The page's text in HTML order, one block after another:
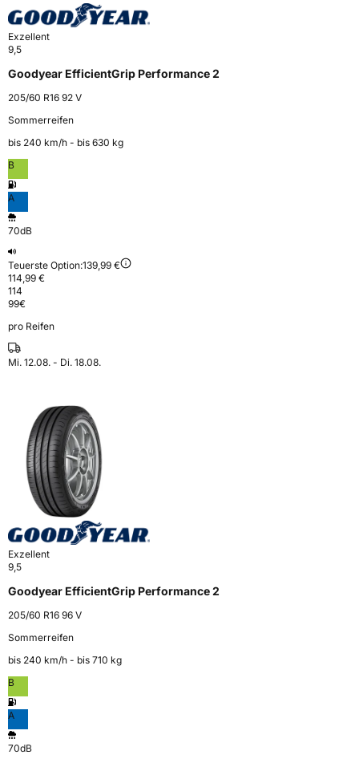
Exzellent
9,5
Goodyear EfficientGrip Performance 2
205/60 R16 92 V
Sommerreifen
bis 240 km⁠/⁠h - bis 630 kg
B
A
70dB
Teuerste Option:139,99 €
114,99 €
114
99€
pro Reifen
Mi. 12.08. - Di. 18.08.
Exzellent
9,5
Goodyear EfficientGrip Performance 2
205/60 R16 96 V
Sommerreifen
bis 240 km⁠/⁠h - bis 710 kg
B
A
70dB